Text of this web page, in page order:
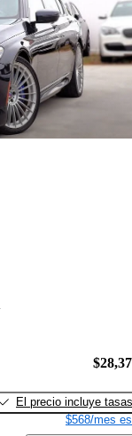
El precio incluye tasas
$568/mes